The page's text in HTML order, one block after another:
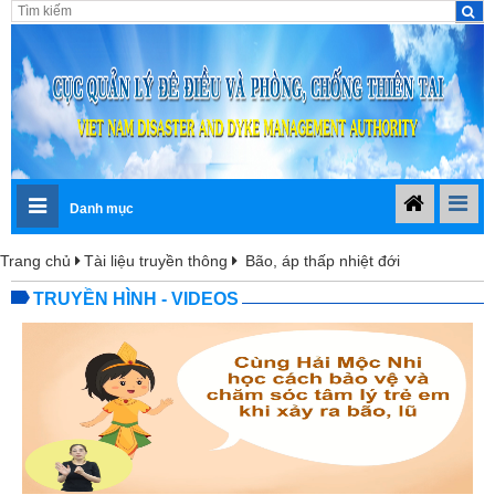
Danh mục
Trang chủ Tài liệu truyền thông Bão, áp thấp nhiệt đới
TRUYỀN HÌNH - VIDEOS